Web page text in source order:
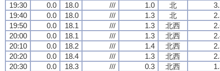
19:30
0.0 18.0 /// 1.0 北
19:40
0.0 18.0 /// 1.3 北
19:50
0.0 18.1 /// 1.3 北西
20:00
0.0 18.1 /// 1.3 北西
20:10
0.0 18.2 /// 1.4 北西
20:20
0.0 18.4 /// 1.3 北西
20:30
0.0 18.3 /// 0.3 北西